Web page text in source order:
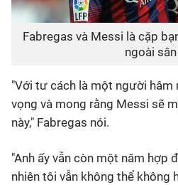
Fabregas và Messi là cặp
ngoài
"Với tư cách là một người hâm
vọng và mong rằng Messi sẽ
này," Fabregas nói.
"Anh ấy vẫn còn một năm hợp
nhiên tôi vẫn không thể không